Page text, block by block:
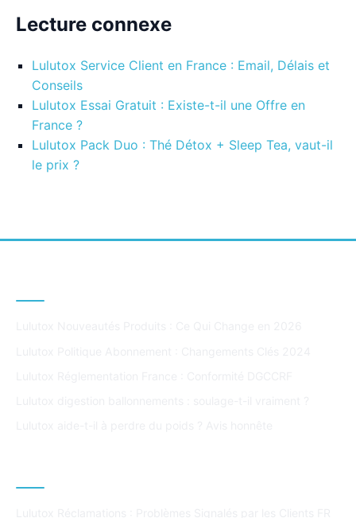
Lecture connexe
Lulutox Service Client en France : Email, Délais et
Conseils
Lulutox Essai Gratuit : Existe-t-il une Offre en
France ?
Lulutox Pack Duo : Thé Détox + Sleep Tea, vaut-il
le prix ?